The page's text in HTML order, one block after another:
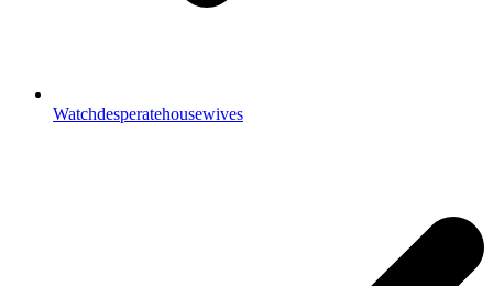
Watchdesperatehousewives